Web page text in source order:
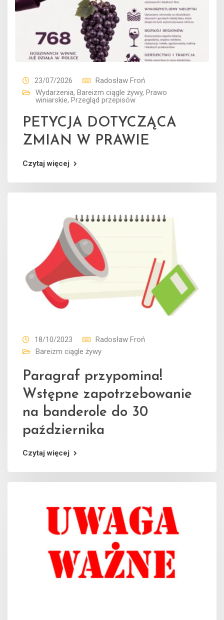
23/07/2026
Radosław Froń
Wydarzenia, Bareizm ciągle żywy, Prawo
winiarskie, Przegląd przepisów
PETYCJA DOTYCZĄCA
ZMIAN W PRAWIE
Czytaj więcej
18/10/2023
Radosław Froń
Bareizm ciągle żywy
Paragraf przypomina!
Wstępne zapotrzebowanie
na banderole do 30
października
Czytaj więcej